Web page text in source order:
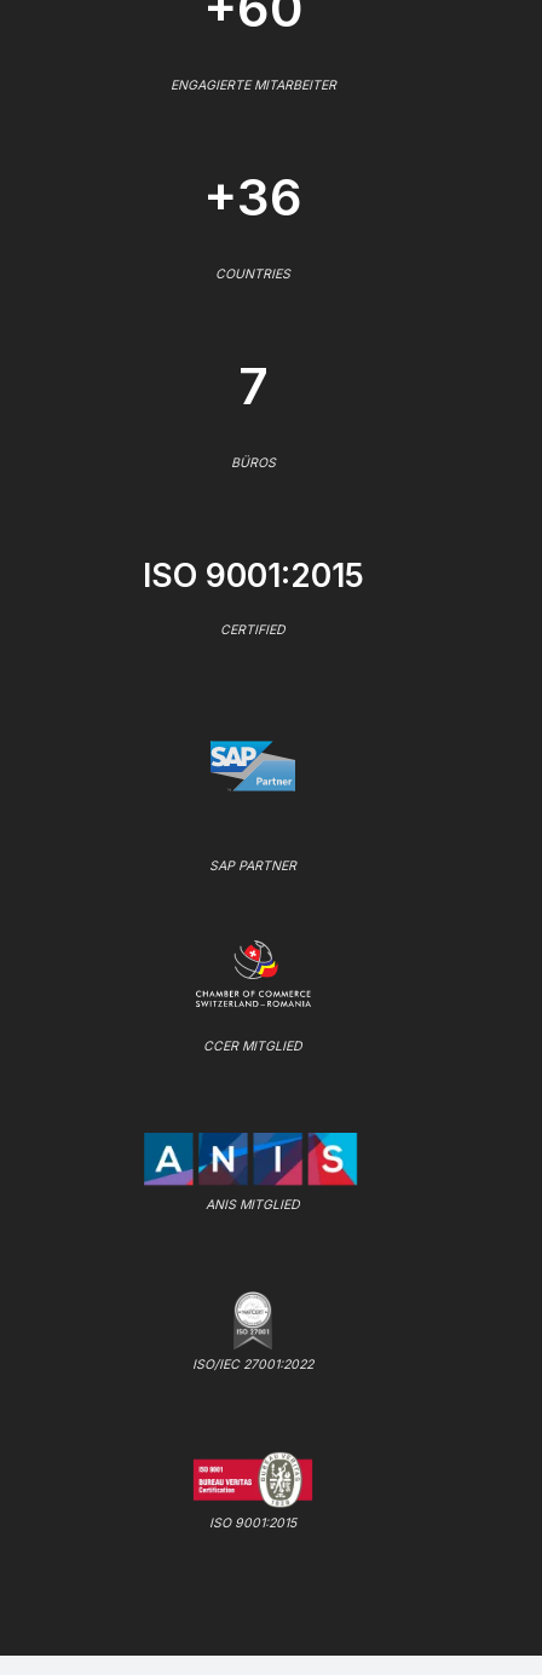
ENGAGIERTE MITARBEITER
+36
COUNTRIES
7
BÜROS
ISO 9001:2015
CERTIFIED
SAP PARTNER
CCER MITGLIED
ANIS MITGLIED
ISO/IEC 27001:2022
ISO 9001:2015